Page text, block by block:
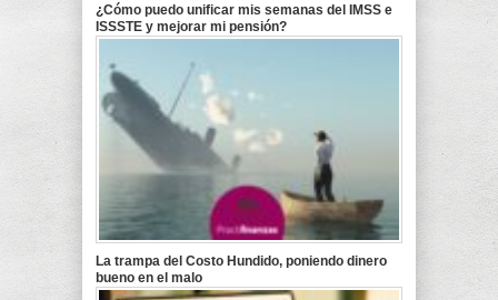
¿Cómo puedo unificar mis semanas del IMSS e
ISSSTE y mejorar mi pensión?
La trampa del Costo Hundido, poniendo dinero
bueno en el malo